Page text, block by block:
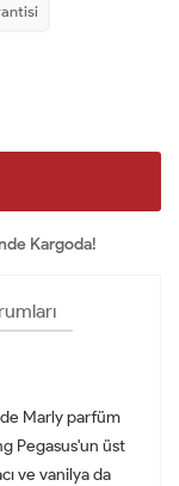
Kargoda!
Marly parfüm
Pegasus'un üst
ve vanilya da